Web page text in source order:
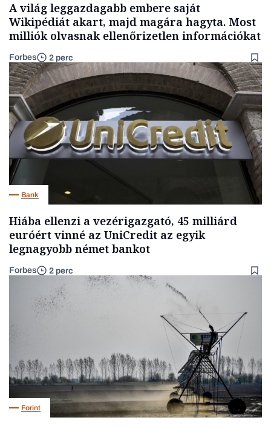
A világ leggazdagabb embere saját
Wikipédiát akart, majd magára hagyta. Most
milliók olvasnak ellenőrizetlen információkat
Forbes 2 perc
Bank
Hiába ellenzi a vezérigazgató, 45 milliárd
euróért vinné az UniCredit az egyik
legnagyobb német bankot
Forbes 2 perc
Forint